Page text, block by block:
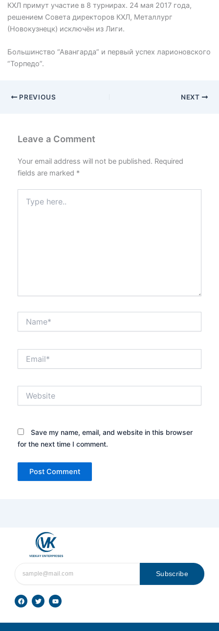
КХЛ примут участие в 8 турнирах. 24 мая 2017 года,
решением Совета директоров КХЛ, Металлург
(Новокузнецк) исключён из Лиги.
Большинство “Авангарда” и первый успех ларионовского
“Торпедо”.
PREVIOUS NEXT
Leave a Comment
Your email address will not be published. Required
fields are marked *
here..
Save my name, email, and website in this browser
for the next time I comment.
Subscribe
F
a
c
b
T
w
i
t
Y
o
u
u